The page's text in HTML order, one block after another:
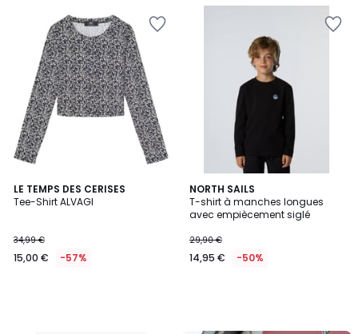
LE TEMPS DES CERISES
Tee-Shirt ALVAGI
34,99 €
15,00 € -57%
NORTH SAILS
T-shirt à manches longues
avec empiècement siglé
29,90 €
14,95 € -50%